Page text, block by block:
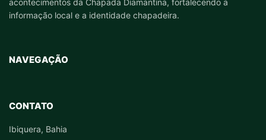
acontecimentos da Chapada Diamantina, fortalecendo a
informação local e a identidade chapadeira.
NAVEGAÇÃO
CONTATO
Ibiquera, Bahia